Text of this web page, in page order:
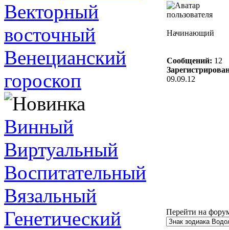
Векторный
восточный
Венецианский
гороскоп
Винный
Виртуальный
Воспитательный
Вязальный
Генетический
Начинающий
Сообщений: 12
09.09.12
Перейти на